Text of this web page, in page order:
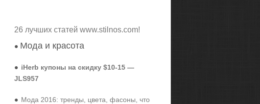
26 лучших статей www.stilnos.com!
● Мода и красота
● iHerb купоны на скидку $10-15 —
JLS957
● Мода 2016: тренды, цвета, фасоны, что